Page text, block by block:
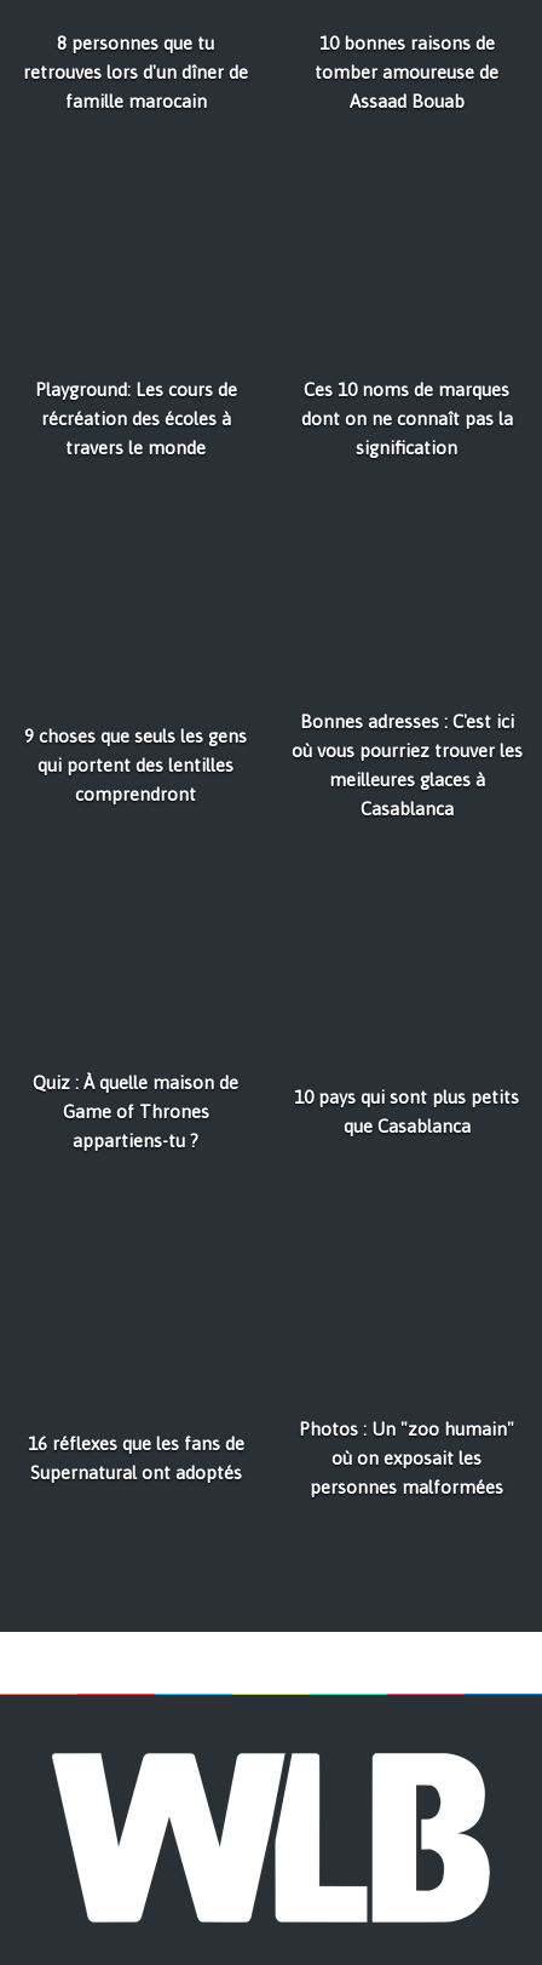
8 personnes que tu
retrouves lors d'un dîner de
famille marocain
10 bonnes raisons de
tomber amoureuse de
Assaad Bouab
Playground: Les cours de
récréation des écoles à
travers le monde
Ces 10 noms de marques
dont on ne connaît pas la
signification
9 choses que seuls les gens
qui portent des lentilles
comprendront
Bonnes adresses : C'est ici
où vous pourriez trouver les
meilleures glaces à
Casablanca
Quiz : À quelle maison de
Game of Thrones
appartiens-tu ?
10 pays qui sont plus petits
que Casablanca
16 réflexes que les fans de
Supernatural ont adoptés
Photos : Un "zoo humain"
où on exposait les
personnes malformées